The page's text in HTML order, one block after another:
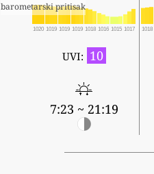
barometarski pritisak
1020 1019 1019 1019 1018 1016 1015 1017 1018
UVI: 10
7:23 ~ 21:19